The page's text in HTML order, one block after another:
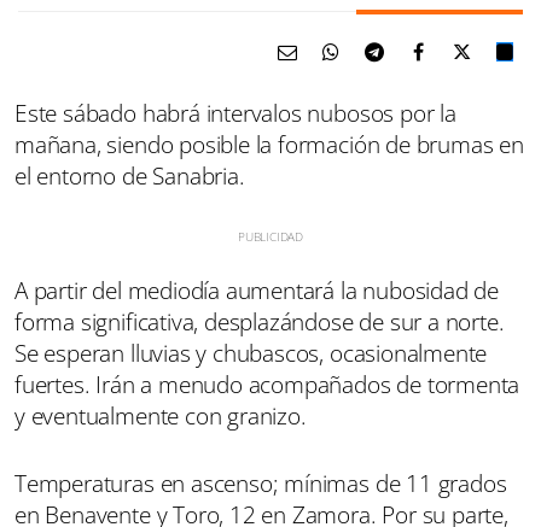
Este sábado habrá intervalos nubosos por la
mañana, siendo posible la formación de brumas en
el entorno de Sanabria.
A partir del mediodía aumentará la nubosidad de
forma significativa, desplazándose de sur a norte.
Se esperan lluvias y chubascos, ocasionalmente
fuertes. Irán a menudo acompañados de tormenta
y eventualmente con granizo.
Temperaturas en ascenso; mínimas de 11 grados
en Benavente y Toro, 12 en Zamora. Por su parte,